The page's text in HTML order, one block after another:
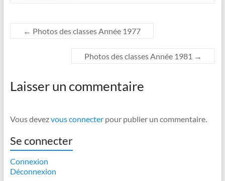
← Photos des classes Année 1977
Photos des classes Année 1981 →
Laisser un commentaire
Vous devezvous connecterpour publier un commentaire.
Se connecter
Connexion
Déconnexion